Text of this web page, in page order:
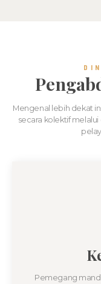
Mengenal lebih dekat
secara kolektif
Pemegang